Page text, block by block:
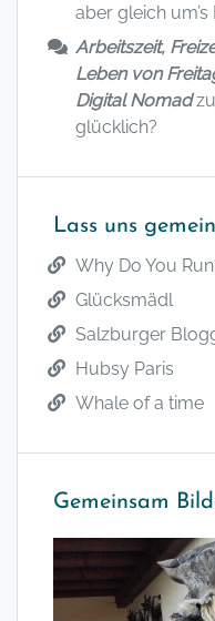
aber gleich um’s
Arbeitszeit,
Leben von
Digital Nomadzu
glücklich?
Lass uns
Why Do You
Glücksmädl
Salzburger
Hubsy Paris
Whale of a time
Gemeinsam